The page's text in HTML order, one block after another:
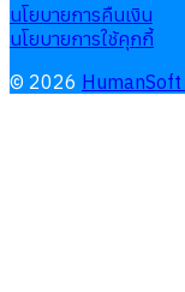
นโยบายการคืนเงิน
นโยบายการใช้คุกกี้
© 2026 HumanSoft